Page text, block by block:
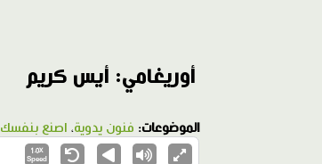
أوريغامي: أيس كريم
الموضوعات: فنون يدوية، اصنع بنفسك
1.0X
Speed